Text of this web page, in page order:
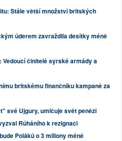
Stále větší množství britských
úderem zavraždila desítky méně
Vedoucí činitelé syrské armády a
britskému finančníku kampaně za
své Ujgury, umlčuje svět penězi
Rúháního k rezignaci
Poláků o 3 miliony méně